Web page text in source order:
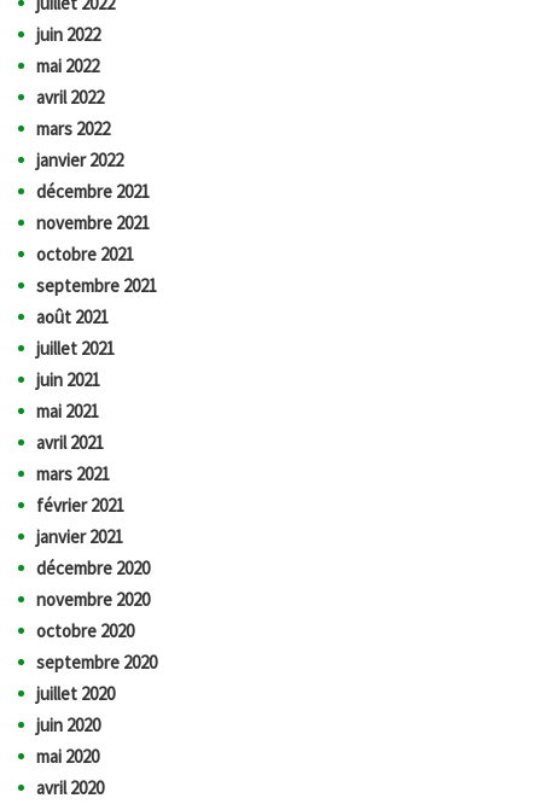
juin 2022
mai 2022
avril 2022
mars 2022
janvier 2022
décembre 2021
novembre 2021
octobre 2021
septembre 2021
août 2021
juillet 2021
juin 2021
mai 2021
avril 2021
mars 2021
février 2021
janvier 2021
décembre 2020
novembre 2020
octobre 2020
septembre 2020
juillet 2020
juin 2020
mai 2020
avril 2020